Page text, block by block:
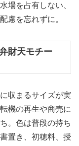
場を占有しない、
慮を忘れずに。
財天モチー
収まるサイズが実
機の再生や商売に
。色は普段の持ち
置き、初穂料、授